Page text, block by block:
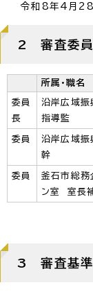
令和8年4月28
2 審査委員
所属・職名
委員
長
沿岸広域
指導監
委員
沿岸広域
幹
委員
釜石市総務
ン室 室長
3 審査基準